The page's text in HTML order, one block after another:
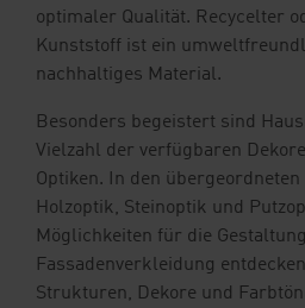
optimaler Qualität. Recycelter
Kunststoff ist ein
nachhaltiges Material.
Besonders begeistert sind
Vielzahl der verfügbaren
Optiken. In den
Holzoptik, Steinoptik und
Möglichkeiten für die
Fassadenverkleidung
Strukturen, Dekore und